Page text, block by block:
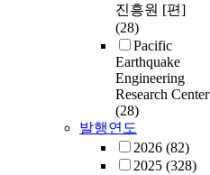
진흥원 [편]
(28)
Pacific
Earthquake
Engineering
Research Center
(28)
발행연도
2026 (82)
2025 (328)